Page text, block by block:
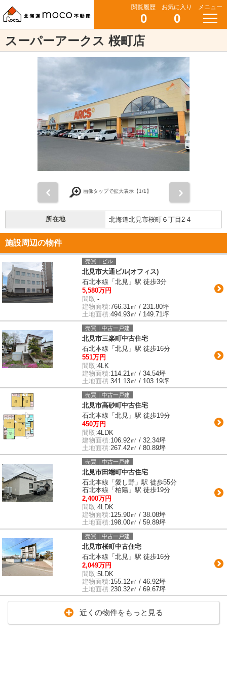
閲覧履歴
0
お気に入り
0
メニュー
スーパーアークス 桜町店
画像タップで拡大表示【1/1】
所在地 北海道北見市桜町６丁目2-4
施設周辺の物件
売買｜ビル
北見市大通ビル(オフィス)
石北本線「北見」駅 徒歩3分
5,580万円
間取:-
建物面積:766.31㎡ / 231.80坪
土地面積:494.93㎡ / 149.71坪
売買｜中古一戸建
北見市三楽町中古住宅
石北本線「北見」駅 徒歩16分
551万円
間取:4LK
建物面積:114.21㎡ / 34.54坪
土地面積:341.13㎡ / 103.19坪
売買｜中古一戸建
北見市高砂町中古住宅
石北本線「北見」駅 徒歩19分
450万円
間取:4LDK
建物面積:106.92㎡ / 32.34坪
土地面積:267.42㎡ / 80.89坪
売買｜中古一戸建
北見市田端町中古住宅
石北本線「愛し野」駅 徒歩55分
石北本線「柏陽」駅 徒歩19分
2,400万円
間取:4LDK
建物面積:125.90㎡ / 38.08坪
土地面積:198.00㎡ / 59.89坪
売買｜中古一戸建
北見市桜町中古住宅
石北本線「北見」駅 徒歩16分
2,049万円
間取:5LDK
建物面積:155.12㎡ / 46.92坪
土地面積:230.32㎡ / 69.67坪
近くの物件をもっと見る